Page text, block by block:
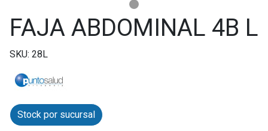
FAJA ABDOMINAL 4B L
SKU: 28L
Stock por sucursal